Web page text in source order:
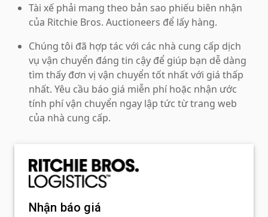
Tài xế phải mang theo bản sao phiếu biên nhận
của Ritchie Bros. Auctioneers để lấy hàng.
Chúng tôi đã hợp tác với các nhà cung cấp dịch
vụ vận chuyển đáng tin cậy để giúp bạn dễ dàng
tìm thấy đơn vị vận chuyển tốt nhất với giá thấp
nhất. Yêu cầu báo giá miễn phí hoặc nhận ước
tính phí vận chuyển ngay lập tức từ trang web
của nhà cung cấp.
Nhận báo giá